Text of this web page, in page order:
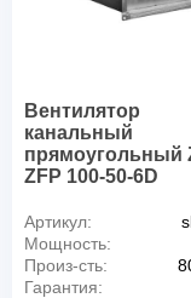
Вентилятор
канальный
прямоугольный
ZFP 100-50-6D
Артикул:
Мощность:
Произ-сть:
Гарантия: